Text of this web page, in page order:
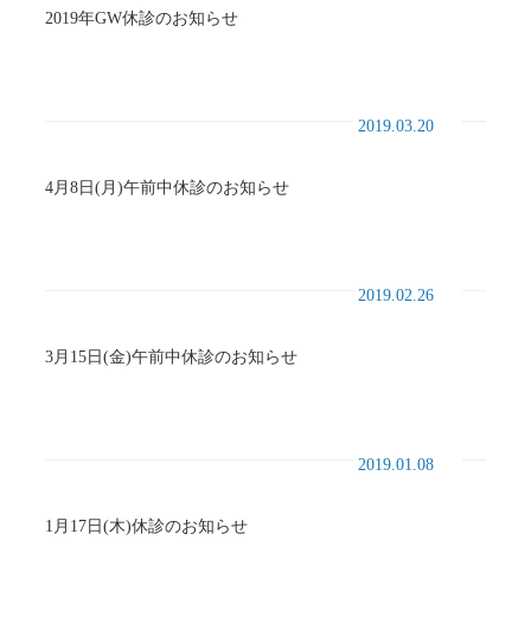
2019年GW休診のお知らせ
2019.03.20
4月8日(月)午前中休診のお知らせ
2019.02.26
3月15日(金)午前中休診のお知らせ
2019.01.08
1月17日(木)休診のお知らせ